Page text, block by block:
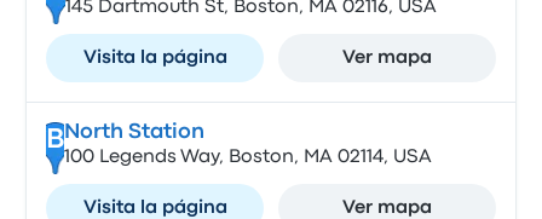
145 Dartmouth St, Boston, MA 02116, USA
Visita la página Ver mapa
B North Station
100 Legends Way, Boston, MA 02114, USA
Visita la página Ver mapa